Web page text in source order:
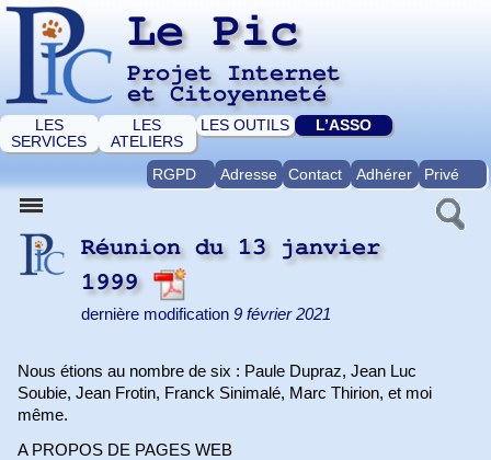
Le Pic
Projet Internet
et Citoyenneté
LES
SERVICES
LES
ATELIERS
LES OUTILS L’ASSO
RGPD Adresse Contact Adhérer Privé
Réunion du 13 janvier
1999
dernière modification 9 février 2021
Nous étions au nombre de six : Paule Dupraz, Jean Luc
Soubie, Jean Frotin, Franck Sinimalé, Marc Thirion, et moi
même.
A PROPOS DE PAGES WEB